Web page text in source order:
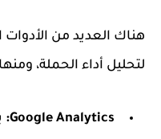
هناك العديد من
لتحليل أداء الحملة،
Google Analytics: